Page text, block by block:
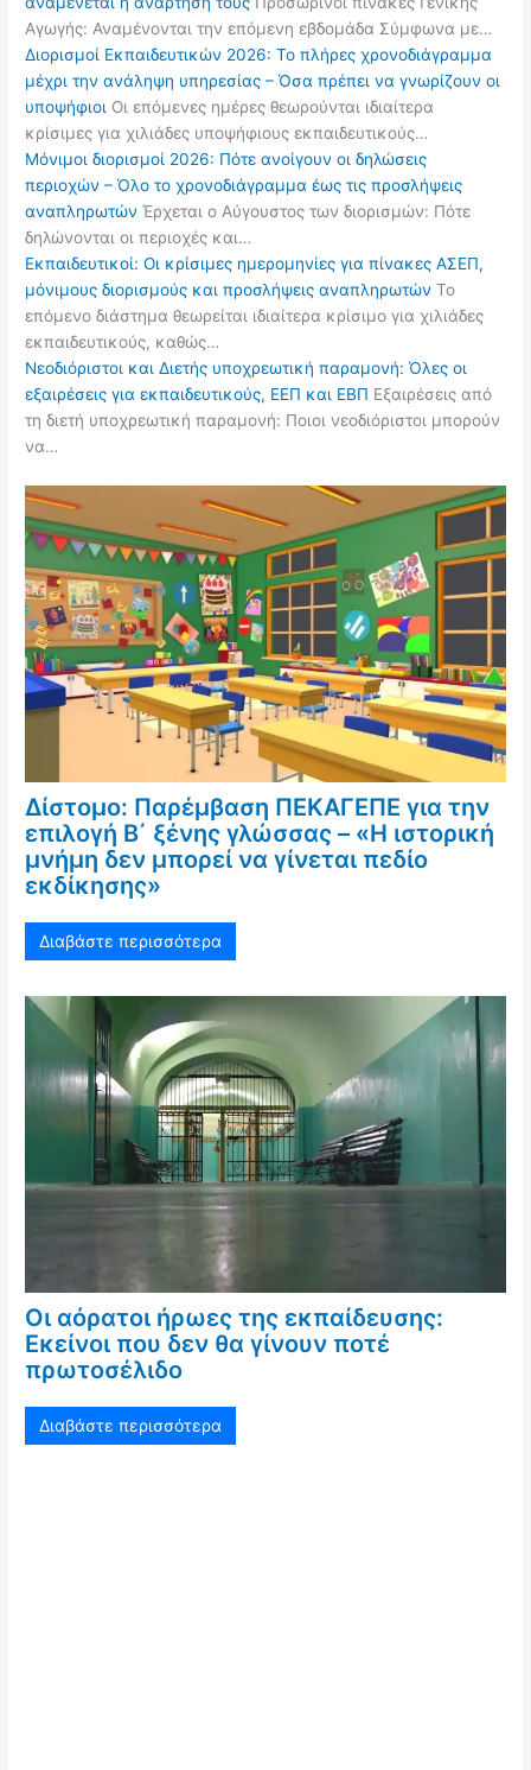
Αγωγής: Αναμένονται την επόμενη εβδομάδα Σύμφωνα με…
Διορισμοί Εκπαιδευτικών 2026: Το πλήρες χρονοδιάγραμμα
μέχρι την ανάληψη υπηρεσίας – Όσα πρέπει να γνωρίζουν οι
υποψήφιοι Οι επόμενες ημέρες θεωρούνται ιδιαίτερα
κρίσιμες για χιλιάδες υποψήφιους εκπαιδευτικούς…
Μόνιμοι διορισμοί 2026: Πότε ανοίγουν οι δηλώσεις
περιοχών – Όλο το χρονοδιάγραμμα έως τις προσλήψεις
αναπληρωτών Έρχεται ο Αύγουστος των διορισμών: Πότε
δηλώνονται οι περιοχές και…
Εκπαιδευτικοί: Οι κρίσιμες ημερομηνίες για πίνακες ΑΣΕΠ,
μόνιμους διορισμούς και προσλήψεις αναπληρωτών Το
επόμενο διάστημα θεωρείται ιδιαίτερα κρίσιμο για χιλιάδες
εκπαιδευτικούς, καθώς…
Νεοδιόριστοι και Διετής υποχρεωτική παραμονή: Όλες οι
εξαιρέσεις για εκπαιδευτικούς, ΕΕΠ και ΕΒΠ Εξαιρέσεις από
τη διετή υποχρεωτική παραμονή: Ποιοι νεοδιόριστοι μπορούν
να…
Δίστομο: Παρέμβαση ΠΕΚΑΓΕΠΕ για την
επιλογή Β΄ ξένης γλώσσας – «Η ιστορική
μνήμη δεν μπορεί να γίνεται πεδίο
εκδίκησης»
Διαβάστε περισσότερα
Οι αόρατοι ήρωες της εκπαίδευσης:
Εκείνοι που δεν θα γίνουν ποτέ
πρωτοσέλιδο
Διαβάστε περισσότερα